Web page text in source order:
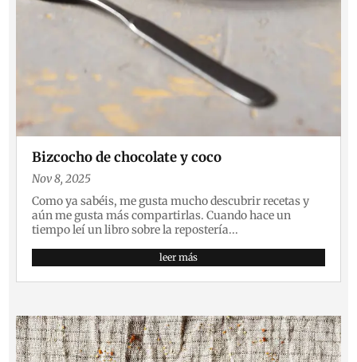
Bizcocho de chocolate y coco
Nov 8, 2025
Como ya sabéis, me gusta mucho descubrir recetas y
aún me gusta más compartirlas. Cuando hace un
tiempo leí un libro sobre la repostería...
leer más